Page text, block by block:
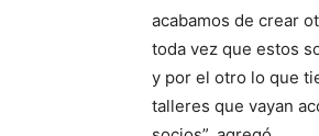
acabamos de crear
toda vez que estos
y por el otro lo que
talleres que vayan